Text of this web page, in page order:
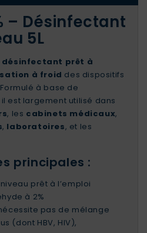
– Désinfectant
5L
désinfectant prêt à
à froid des dispositifs
à base de
il est largement utilisé dans
, les cabinets médicaux,
, laboratoires, et les
principales :
prêt à l’emploi
à 2%
pas de mélange
(dont HBV, HIV),